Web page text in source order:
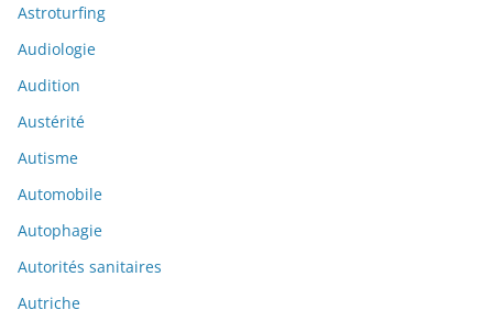
Astroturfing
Audiologie
Audition
Austérité
Autisme
Automobile
Autophagie
Autorités sanitaires
Autriche